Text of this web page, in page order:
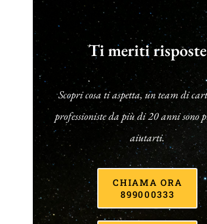
Ti meriti risposte
Scopri cosa ti aspetta, un team di
professioniste da più di 20 anni sono
aiutarti.
CHIAMA ORA
899000333